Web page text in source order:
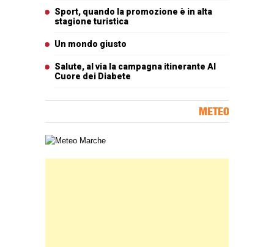
Sport, quando la promozione è in alta
stagione turistica
Un mondo giusto
Salute, al via la campagna itinerante Al
Cuore dei Diabete
METEO
Carta meteorologica delle Marche